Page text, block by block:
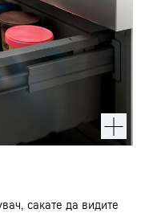
сакате да видите